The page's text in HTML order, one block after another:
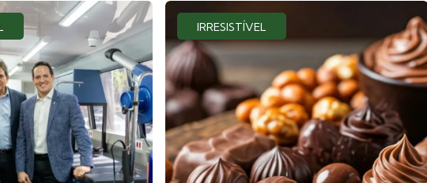
IRRESISTÍVEL